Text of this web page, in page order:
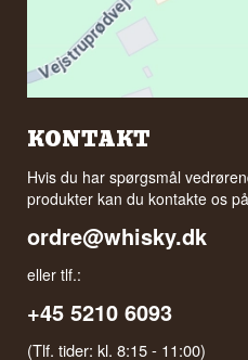
KONTAKT
Hvis du har spørgsmål
produkter kan du kontakte os
ordre@whisky.dk
eller tlf.:
+45 5210 6093
(Tlf. tider: kl. 8:15 - 11:00)